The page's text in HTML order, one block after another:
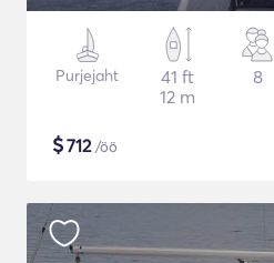
Purjejaht
41 ft
12 m
8
$712/öö